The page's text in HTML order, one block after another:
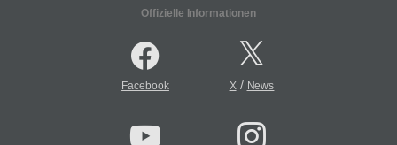
Offizielle Informationen
Facebook X/ News